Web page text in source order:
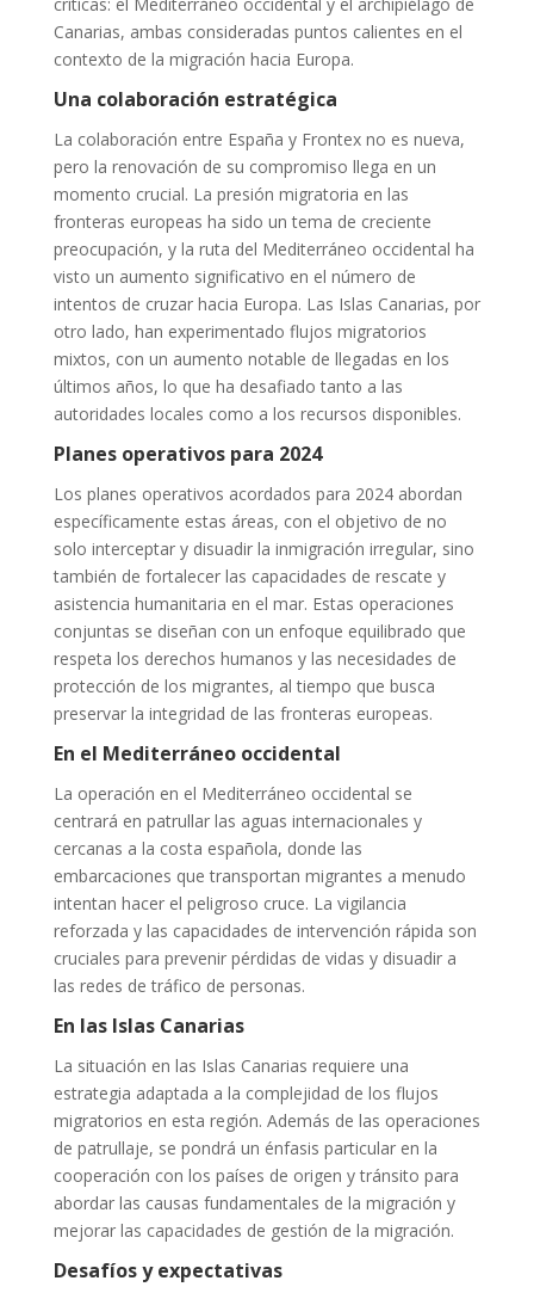
Canarias, ambas consideradas puntos calientes en el
contexto de la migración hacia Europa.
Una colaboración estratégica
La colaboración entre España y Frontex no es nueva,
pero la renovación de su compromiso llega en un
momento crucial. La presión migratoria en las
fronteras europeas ha sido un tema de creciente
preocupación, y la ruta del Mediterráneo occidental ha
visto un aumento significativo en el número de
intentos de cruzar hacia Europa. Las Islas Canarias, por
otro lado, han experimentado flujos migratorios
mixtos, con un aumento notable de llegadas en los
últimos años, lo que ha desafiado tanto a las
autoridades locales como a los recursos disponibles.
Planes operativos para 2024
Los planes operativos acordados para 2024 abordan
específicamente estas áreas, con el objetivo de no
solo interceptar y disuadir la inmigración irregular, sino
también de fortalecer las capacidades de rescate y
asistencia humanitaria en el mar. Estas operaciones
conjuntas se diseñan con un enfoque equilibrado que
respeta los derechos humanos y las necesidades de
protección de los migrantes, al tiempo que busca
preservar la integridad de las fronteras europeas.
En el Mediterráneo occidental
La operación en el Mediterráneo occidental se
centrará en patrullar las aguas internacionales y
cercanas a la costa española, donde las
embarcaciones que transportan migrantes a menudo
intentan hacer el peligroso cruce. La vigilancia
reforzada y las capacidades de intervención rápida son
cruciales para prevenir pérdidas de vidas y disuadir a
las redes de tráfico de personas.
En las Islas Canarias
La situación en las Islas Canarias requiere una
estrategia adaptada a la complejidad de los flujos
migratorios en esta región. Además de las operaciones
de patrullaje, se pondrá un énfasis particular en la
cooperación con los países de origen y tránsito para
abordar las causas fundamentales de la migración y
mejorar las capacidades de gestión de la migración.
Desafíos y expectativas